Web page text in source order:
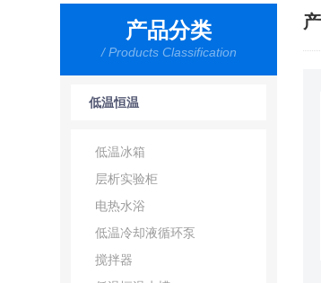
产品分类
/ Products Classification
低温恒温
低温冰箱
层析实验柜
电热水浴
低温冷却液循环泵
搅拌器